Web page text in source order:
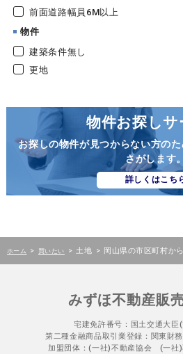
前面道路幅員6M以上
物件
建築条件無し
更地
物件お探しサ
お探しの物件が見つからない方の
さがします。
詳しくはこち
ホーム > 買いたい > 土地 > 岡山県の市区町村か
みずほ不動産販
宅建免許番号：国土交通大
第二種金融商品取引業登録：関東財
加盟団体：(一社)不動産協会 (一社